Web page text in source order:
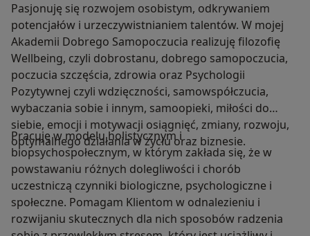
Pasjonuję się rozwojem osobistym, odkrywaniem
potencjałów i urzeczywistnianiem talentów. W mojej
Akademii Dobrego Samopoczucia realizuję filozofię
Wellbeing, czyli dobrostanu, dobrego samopoczucia,
poczucia szczęścia, zdrowia oraz Psychologii
Pozytywnej czyli wdzięczności, samowspółczucia,
wybaczania sobie i innym, samoopieki, miłości do
siebie, emocji i motywacji osiągnięć, zmiany, rozwoju,
optymalnego działania w życiu oraz biznesie.
Pracuję w modelu holistycznym i
biopsychospołecznym, w którym zakłada się, że w
powstawaniu różnych dolegliwości i chorób
uczestniczą czynniki biologiczne, psychologiczne i
społeczne. Pomagam Klientom w odnalezieniu i
rozwijaniu skutecznych dla nich sposobów radzenia